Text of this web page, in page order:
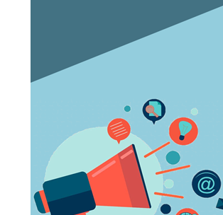
Orgazm olan kadınlar daha
May 05, 2023